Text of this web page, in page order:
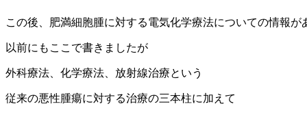
この後、肥満細胞腫に対する電気化学療法についての情報が
以前にもここで書きましたが
外科療法、化学療法、放射線治療という
従来の悪性腫瘍に対する治療の三本柱に加えて